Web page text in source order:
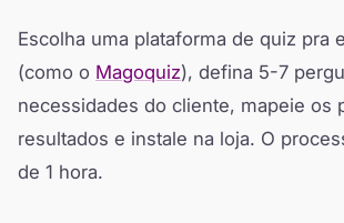
Escolha uma plataforma de quiz pra
(como o Magoquiz), defina 5-7
necessidades do cliente, mapeie os
resultados e instale na loja. O
de 1 hora.